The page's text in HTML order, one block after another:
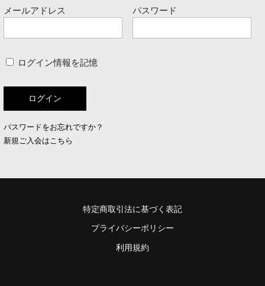
メールアドレス パスワード
ログイン情報を記憶
パスワードをお忘れですか？
新規ご入会はこちら
特定商取引法に基づく表記
プライバシーポリシー
利用規約